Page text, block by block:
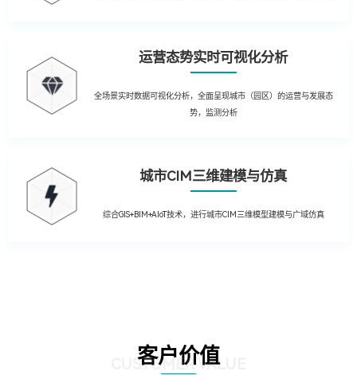
运营态势实时可视化分析
全场景实时数据可视化分析，全面呈现城市（园区）的运营与发展态
势，监测分析
城市CIM三维建模与仿真
综合GIS+BIM+AIoT技术，进行城市CIM三维模型建模与广域仿真
客户价值
CUSTOMER VALUE